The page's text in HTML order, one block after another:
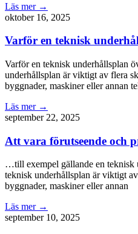
Läs mer →
oktober 16, 2025
Varför en teknisk
Varför en teknisk underhållsplan
underhållsplan är viktigt av flera
byggnader, maskiner eller annan
Läs mer →
september 22, 2025
Att vara förutseende och
…till exempel gällande en teknisk
teknisk underhållsplan är viktigt
byggnader, maskiner eller annan
Läs mer →
september 10, 2025